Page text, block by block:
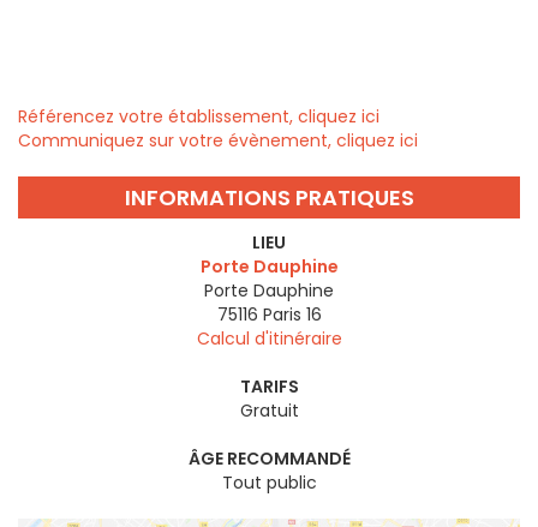
Référencez votre établissement, cliquez ici
Communiquez sur votre évènement, cliquez ici
INFORMATIONS PRATIQUES
LIEU
Porte Dauphine
Porte Dauphine
75116 Paris 16
Calcul d'itinéraire
TARIFS
Gratuit
ÂGE RECOMMANDÉ
Tout public